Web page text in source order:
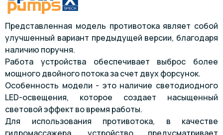
Представленная модель противотока являет собой
улучшенный вариант предыдущей версии, благодаря
наличию поручня.
Работа устройства обеспечивает выброс более
мощного двойного потока за счет двух форсунок.
Особенность модели - это наличие светодиодного
LED-освещения, которое создает насыщенный
световой эффект во время работы.
Для использования противотока, в качестве